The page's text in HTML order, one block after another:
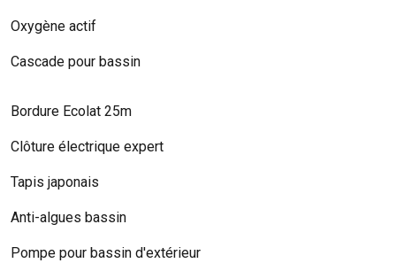
Oxygène actif
Cascade pour bassin
Bordure Ecolat 25m
Clôture électrique expert
Tapis japonais
Anti-algues bassin
Pompe pour bassin d'extérieur